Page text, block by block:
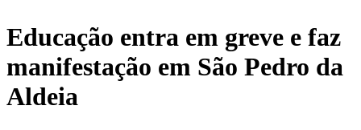
Educação entra em greve e faz
manifestação em São Pedro da
Aldeia